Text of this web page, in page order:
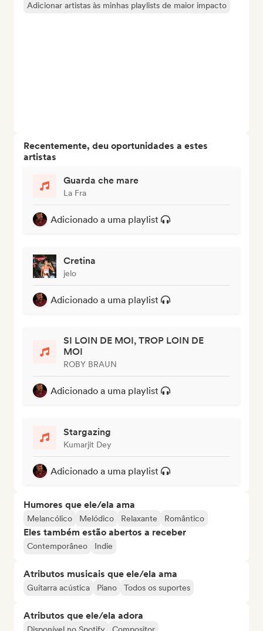
Adicionar artistas às minhas playlists de maior impacto
Recentemente, deu oportunidades a estes
artistas
Guarda che mare
La Fra
Adicionado a uma playlist
Cretina
jelo
Adicionado a uma playlist
SI LOIN DE MOI, TROP LOIN DE
MOI
ROBY BRAUN
Adicionado a uma playlist
Stargazing
Kumarjit Dey
Adicionado a uma playlist
Humores que ele/ela ama
Melancólico Melódico Relaxante Romântico
Eles também estão abertos a receber
Contemporâneo Indie
Atributos musicais que ele/ela ama
Guitarra acústica Piano Todos os suportes
Atributos que ele/ela adora